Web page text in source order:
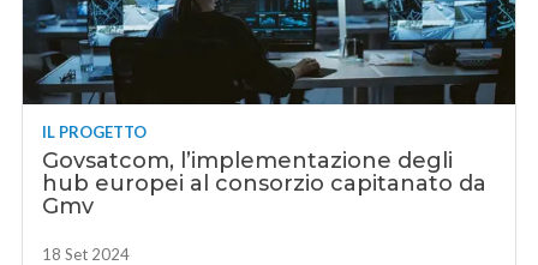
IL PROGETTO
Govsatcom, l’implementazione degli
hub europei al consorzio capitanato da
Gmv
18 Set 2024